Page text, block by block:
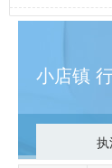
生态环
自然资
小店镇